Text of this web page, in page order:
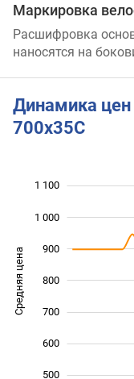
Маркировка
Расшифровка
наносятся на
Динамика цен
700x35C
Средняя цена 1 000
500
600
700
800
900
1 000
1 100